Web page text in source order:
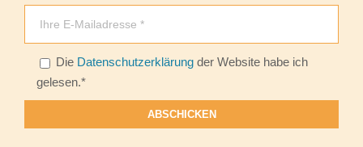
Bitte lasse dieses Feld leer.
Die Datenschutzerklärung der Website habe ich
gelesen.*